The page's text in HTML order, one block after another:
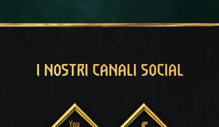
I NOSTRI CANALI SOCIAL